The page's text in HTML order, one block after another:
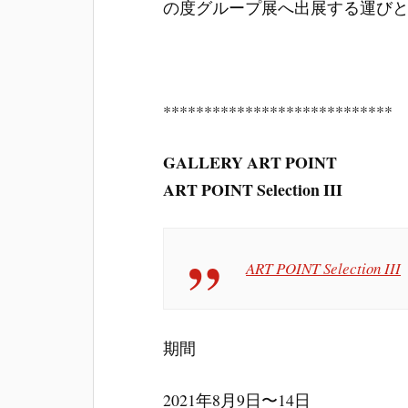
の度グループ展へ出展する運びと
****************************
GALLERY ART POINT
ART POINT Selection III
ART POINT Selection III
期間
2021年8月9日〜14日